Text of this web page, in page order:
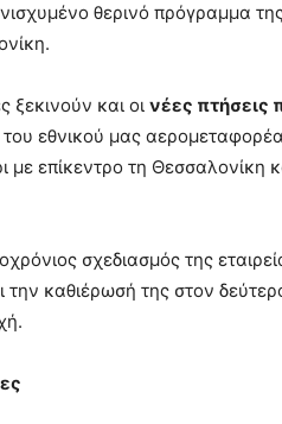
θερινό πρόγραμμα
ξεκινούν και οι νέες πτήσεις
εθνικού μας
με επίκεντρο τη Θεσσαλονίκη
σχεδιασμός της
καθιέρωσή της στον